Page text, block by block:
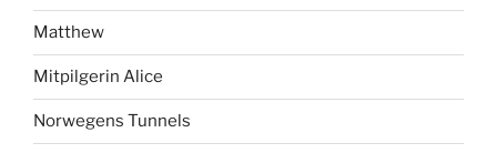
Matthew
Mitpilgerin Alice
Norwegens Tunnels